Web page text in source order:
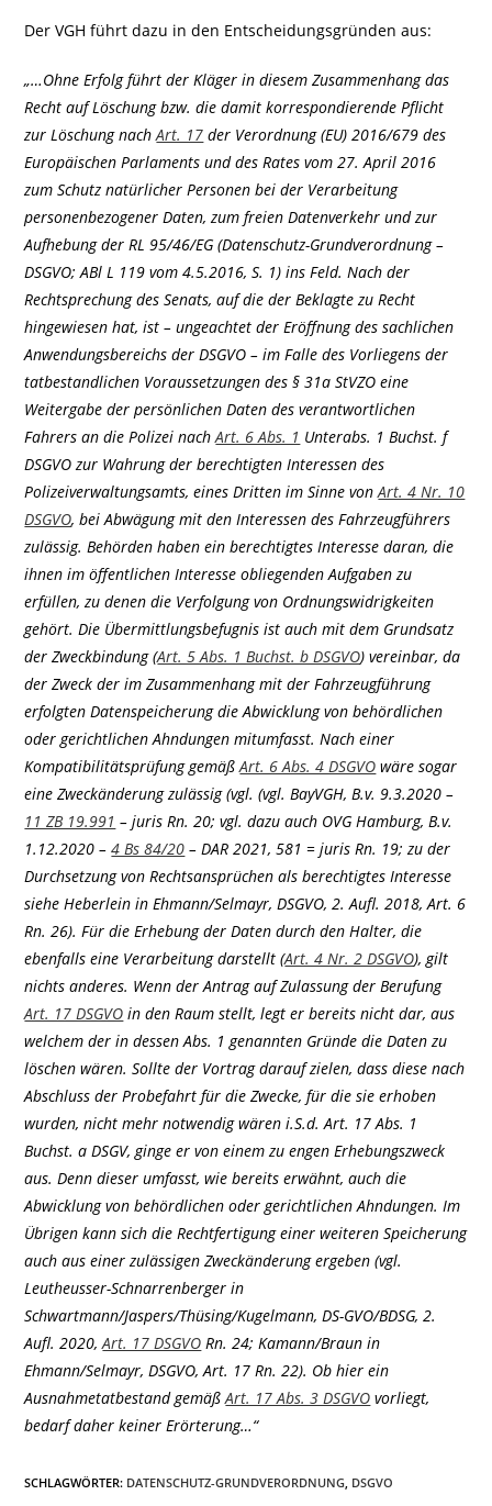
Der VGH führt dazu in den Entscheidungsgründen aus:
„…Ohne Erfolg führt der Kläger in diesem Zusammenhang das
Recht auf Löschung bzw. die damit korrespondierende Pflicht
zur Löschung nachArt. 17 der Verordnung (EU) 2016/679 des
Europäischen Parlaments und des Rates vom 27. April 2016
zum Schutz natürlicher Personen bei der Verarbeitung
personenbezogener Daten, zum freien Datenverkehr und zur
Aufhebung der RL 95/46/EG (Datenschutz-Grundverordnung –
DSGVO; ABl L 119 vom 4.5.2016, S. 1) ins Feld. Nach der
Rechtsprechung des Senats, auf die der Beklagte zu Recht
hingewiesen hat, ist – ungeachtet der Eröffnung des sachlichen
Anwendungsbereichs der DSGVO – im Falle des Vorliegens der
tatbestandlichen Voraussetzungen des § 31a StVZO eine
Weitergabe der persönlichen Daten des verantwortlichen
Fahrers an die Polizei nachArt. 6 Abs. 1 Unterabs. 1 Buchst. f
DSGVO zur Wahrung der berechtigten Interessen des
Polizeiverwaltungsamts, eines Dritten im Sinne vonArt. 4 Nr. 10
DSGVO, bei Abwägung mit den Interessen des Fahrzeugführers
zulässig. Behörden haben ein berechtigtes Interesse daran, die
ihnen im öffentlichen Interesse obliegenden Aufgaben zu
erfüllen, zu denen die Verfolgung von Ordnungswidrigkeiten
gehört. Die Übermittlungsbefugnis ist auch mit dem Grundsatz
der Zweckbindung (Art. 5 Abs. 1 Buchst. b DSGVO) vereinbar, da
der Zweck der im Zusammenhang mit der Fahrzeugführung
erfolgten Datenspeicherung die Abwicklung von behördlichen
oder gerichtlichen Ahndungen mitumfasst. Nach einer
Kompatibilitätsprüfung gemäßArt. 6 Abs. 4 DSGVO wäre sogar
eine Zweckänderung zulässig (vgl. (vgl. BayVGH, B.v. 9.3.2020 –
11 ZB 19.991 – juris Rn. 20; vgl. dazu auch OVG Hamburg, B.v.
1.12.2020 –4 Bs 84/20 – DAR 2021, 581 = juris Rn. 19; zu der
Durchsetzung von Rechtsansprüchen als berechtigtes Interesse
siehe Heberlein in Ehmann/Selmayr, DSGVO, 2. Aufl. 2018, Art. 6
Rn. 26). Für die Erhebung der Daten durch den Halter, die
ebenfalls eine Verarbeitung darstellt (Art. 4 Nr. 2 DSGVO), gilt
nichts anderes. Wenn der Antrag auf Zulassung der Berufung
Art. 17 DSGVO in den Raum stellt, legt er bereits nicht dar, aus
welchem der in dessen Abs. 1 genannten Gründe die Daten zu
löschen wären. Sollte der Vortrag darauf zielen, dass diese nach
Abschluss der Probefahrt für die Zwecke, für die sie erhoben
wurden, nicht mehr notwendig wären i.S.d. Art. 17 Abs. 1
Buchst. a DSGV, ginge er von einem zu engen Erhebungszweck
aus. Denn dieser umfasst, wie bereits erwähnt, auch die
Abwicklung von behördlichen oder gerichtlichen Ahndungen. Im
Übrigen kann sich die Rechtfertigung einer weiteren Speicherung
auch aus einer zulässigen Zweckänderung ergeben (vgl.
Leutheusser-Schnarrenberger in
Schwartmann/Jaspers/Thüsing/Kugelmann, DS-GVO/BDSG, 2.
Aufl. 2020,Art. 17 DSGVO Rn. 24; Kamann/Braun in
Ehmann/Selmayr, DSGVO, Art. 17 Rn. 22). Ob hier ein
Ausnahmetatbestand gemäßArt. 17 Abs. 3 DSGVO vorliegt,
bedarf daher keiner Erörterung…“
SCHLAGWÖRTER: DATENSCHUTZ-GRUNDVERORDNUNG, DSGVO